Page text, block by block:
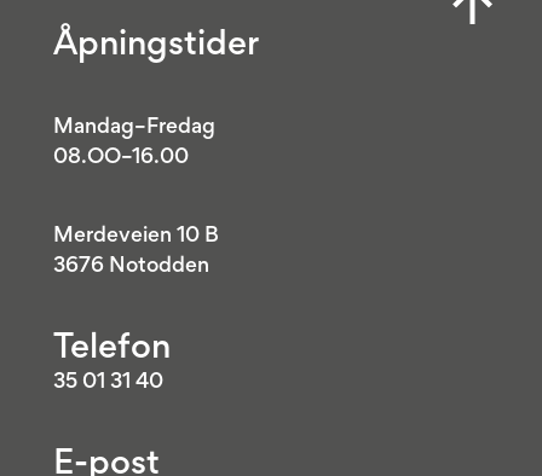
Åpningstider
Mandag–Fredag
08.OO–16.00
Merdeveien 10 B
3676 Notodden
Telefon
35 01 31 40
E-post